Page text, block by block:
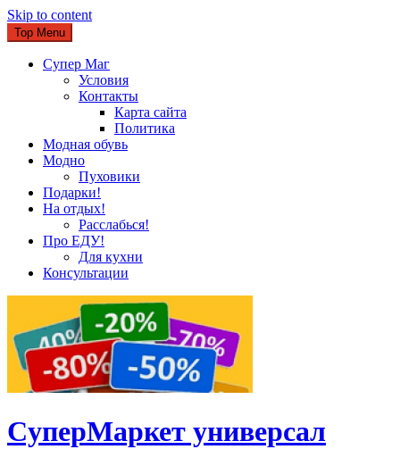
Skip to content
Top Menu
Супер Маг
Условия
Контакты
Карта сайта
Политика
Модная обувь
Модно
Пуховики
Подарки!
На отдых!
Расслабься!
Про ЕДУ!
Для кухни
Консультации
CуперМаркет универсал